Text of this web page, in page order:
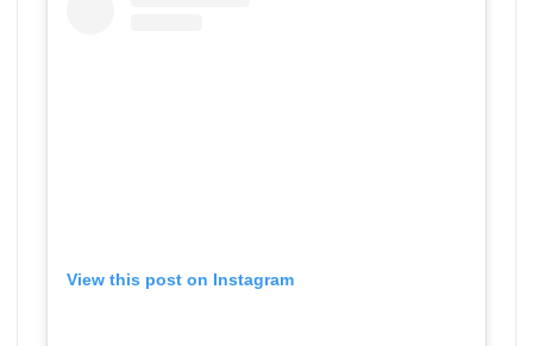
View this post on Instagram